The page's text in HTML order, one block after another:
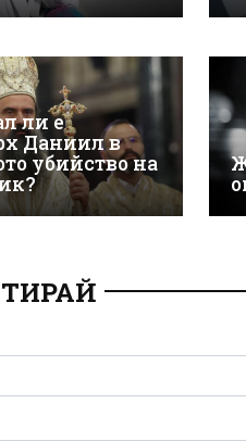
ли е
Даниил в
убийство на